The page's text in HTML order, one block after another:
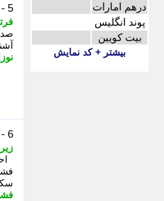
درهم امارات
پوند انگلیس
بیت کویین
بیشتر + کد نمایش
5 -
6 -